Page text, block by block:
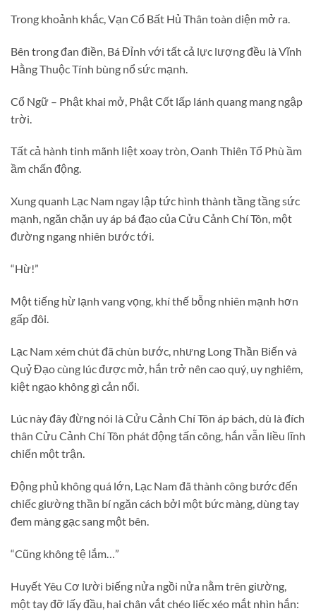
Trong khoảnh khắc, Vạn Cổ Bất Hủ Thân toàn diện mở ra.
Bên trong đan điền, Bá Đỉnh với tất cả lực lượng đều là Vĩnh
Hằng Thuộc Tính bùng nổ sức mạnh.
Cổ Ngữ – Phật khai mở, Phật Cốt lấp lánh quang mang ngập
trời.
Tất cả hành tinh mãnh liệt xoay tròn, Oanh Thiên Tổ Phù ầm
ầm chấn động.
Xung quanh Lạc Nam ngay lập tức hình thành tầng tầng sức
mạnh, ngăn chặn uy áp bá đạo của Cửu Cảnh Chí Tôn, một
đường ngang nhiên bước tới.
“Hừ!”
Một tiếng hừ lạnh vang vọng, khí thế bỗng nhiên mạnh hơn
gấp đôi.
Lạc Nam xém chút đã chùn bước, nhưng Long Thần Biến và
Quỷ Đạo cùng lúc được mở, hắn trở nên cao quý, uy nghiêm,
kiệt ngạo không gì cản nổi.
Lúc này đây đừng nói là Cửu Cảnh Chí Tôn áp bách, dù là đích
thân Cửu Cảnh Chí Tôn phát động tấn công, hắn vẫn liều lĩnh
chiến một trận.
Động phủ không quá lớn, Lạc Nam đã thành công bước đến
chiếc giường thần bí ngăn cách bởi một bức màng, dùng tay
đem màng gạc sang một bên.
“Cũng không tệ lắm…”
Huyết Yêu Cơ lười biếng nửa ngồi nửa nằm trên giường,
một tay đỡ lấy đầu, hai chân vắt chéo liếc xéo mắt nhìn hắn: